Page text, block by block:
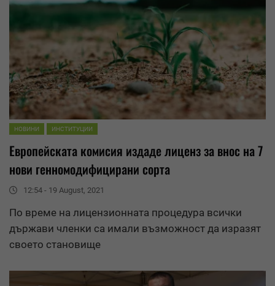
НОВИНИ ИНСТИТУЦИИ
Европейската комисия издаде лиценз за внос на 7
нови генномодифицирани сорта
12:54 - 19 August, 2021
По време на лицензионната процедура всички
държави членки са имали възможност да изразят
своето становище